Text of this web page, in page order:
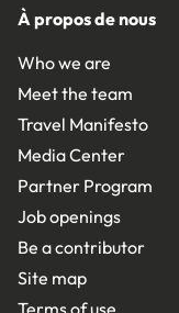
À propos de nous
Who we are
Meet the team
Travel Manifesto
Media Center
Partner Program
Job openings
Be a contributor
Site map